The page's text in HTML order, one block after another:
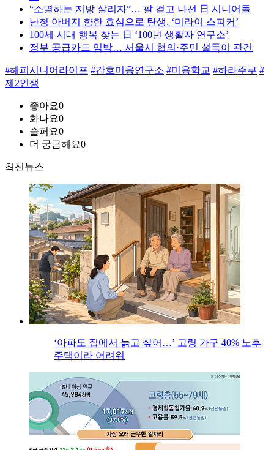
“소멸하는 지방 살리자”… 팔 걷고 나선 日 시니어들
난청 아버지 향한 효심으로 탄생, ‘미라이 스피커’
100세 시대 행복 찾는 日 ‘100년 생활자 연구소’
정부 공급카드 임박… 서울시 협의·주민 설득이 관건
#해피시니어라이프 #간호미용연구소 #미용학교 #하라주쿠 #
제2인생
좋아요0
화나요0
슬퍼요0
더 궁금해요0
최신뉴스
‘아파도 집에서 늙고 싶어…’ 고령 가구 40% 노후
주택이라 어려워